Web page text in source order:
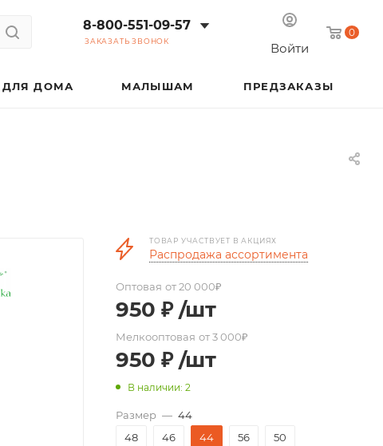
0
Войти
8-800-551-09-57
ЗАКАЗАТЬ ЗВОНОК
ДЛЯ ДОМА МАЛЫШАМ ПРЕДЗАКАЗЫ
ТОВАР УЧАСТВУЕТ В АКЦИЯХ
Распродажа ассортимента
Оптовая от 20 000₽
950 ₽ /шт
Мелкооптовая от 3 000₽
950 ₽ /шт
В наличии: 2
Размер — 44
48
46 44 56 50